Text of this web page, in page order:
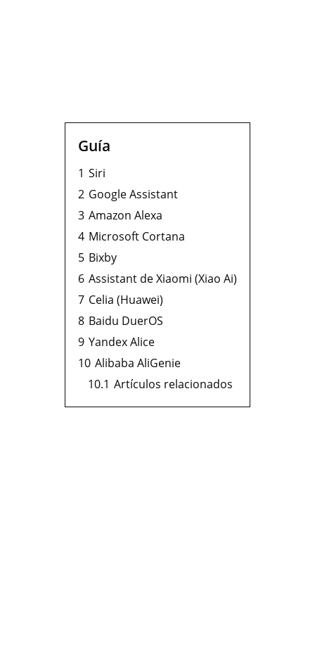
Guía
1 Siri
2 Google Assistant
3 Amazon Alexa
4 Microsoft Cortana
5 Bixby
6 Assistant de Xiaomi (Xiao Ai)
7 Celia (Huawei)
8 Baidu DuerOS
9 Yandex Alice
10 Alibaba AliGenie
10.1 Artículos relacionados